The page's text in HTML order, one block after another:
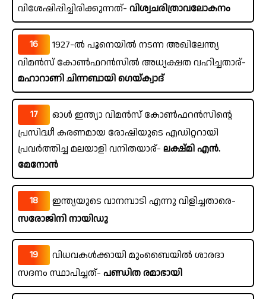
വിശേഷിപ്പിച്ചിരിക്കുന്നത്- വിശ്വചരിത്രാവലോകനം
16
1927-ൽ പൂനെയിൽ നടന്ന അഖിലേന്ത്യ
വിമൻസ് കോൺഫറൻസിൽ അധ്യക്ഷത വഹിച്ചതാര്-
മഹാറാണി ചിന്നബായി ഗെയ്ക്വാദ്
17
ഓൾ ഇന്ത്യാ വിമൻസ് കോൺഫറൻസിന്റെ
പ്രസിദ്ധീ കരണമായ രോഷിയുടെ എഡിറ്ററായി
പ്രവർത്തിച്ച മലയാളി വനിതയാര്- ലക്ഷ്മി എൻ.
മേനോൻ
18
ഇന്ത്യയുടെ വാനമ്പാടി എന്നു വിളിച്ചതാരെ-
സരോജിനി നായിഡു
19
വിധവകൾക്കായി മുംബൈയിൽ ശാരദാ
സദനം സ്ഥാപിച്ചത്- പണ്ഡിത രമാഭായി